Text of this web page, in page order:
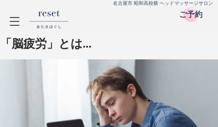
名古屋市 昭和高校横 ヘッドマッサージサロン
ご予約
「脳疲労」とは...